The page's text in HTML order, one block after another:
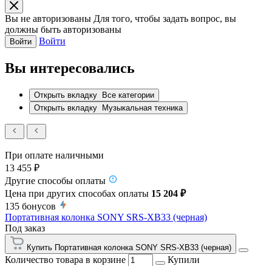
Вы не авторизованы Для того, чтобы задать вопрос, вы
должны быть авторизованы
Войти Войти
Вы интересовались
Открыть вкладку
Все категории
Открыть вкладку
Музыкальная техника
При оплате наличными
13 455 ₽
Другие способы оплаты
Цена при других способах оплаты 15 204 ₽
135 бонусов
Портативная колонка SONY SRS-XB33 (черная)
Под заказ
Купить Портативная колонка SONY SRS-XB33 (черная)
Количество товара в корзине Купили